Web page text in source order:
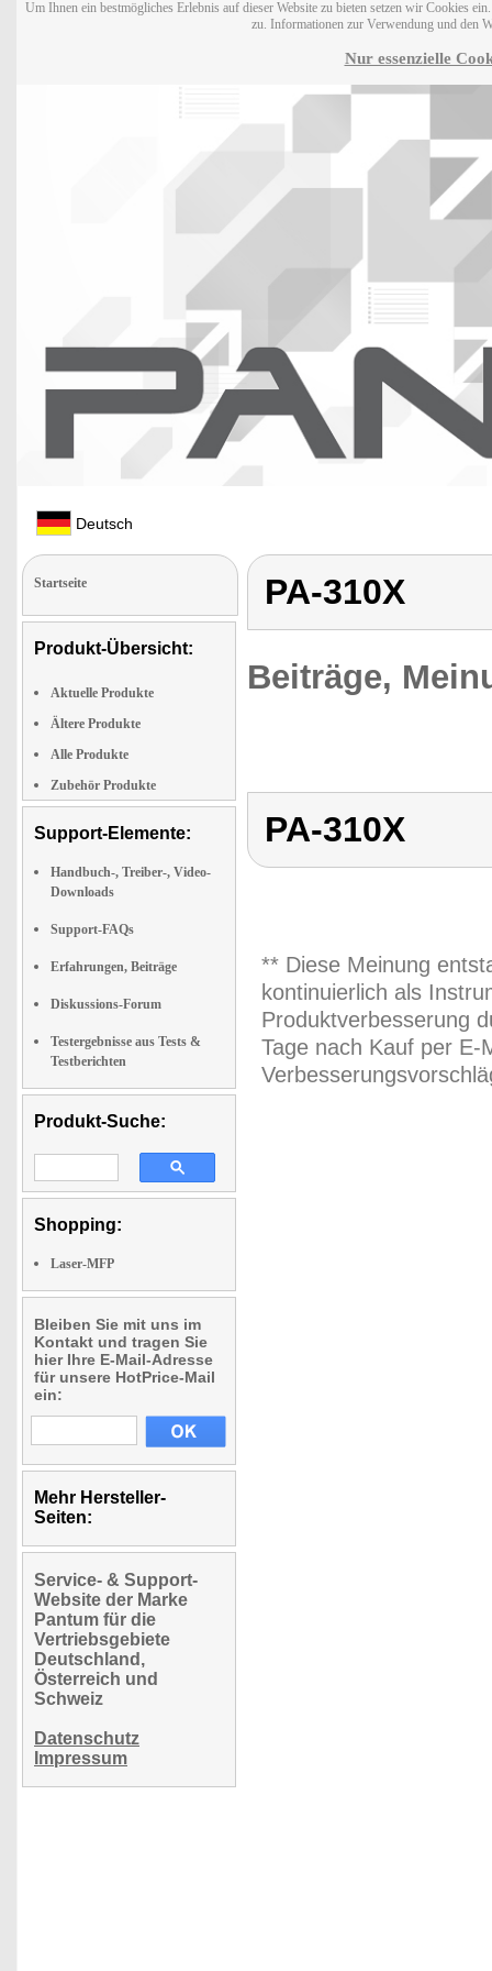
Um Ihnen ein bestmögliches Erlebnis auf dieser Website zu bieten setzen wir Cookies
zu. Informationen zur Verwendung und den
Nur essenzielle
Deutsch
Startseite
Produkt-Übersicht:
Aktuelle Produkte
Ältere Produkte
Alle Produkte
Zubehör Produkte
Support-Elemente:
Handbuch-, Treiber-, Video-
Downloads
Support-FAQs
Erfahrungen, Beiträge
Diskussions-Forum
Testergebnisse aus Tests &
Testberichten
Produkt-Suche:
Shopping:
Laser-MFP
Bleiben Sie mit uns im
Kontakt und tragen Sie
hier Ihre E-Mail-Adresse
für unsere HotPrice-Mail
ein:
Mehr Hersteller-
Seiten:
Service- & Support-
Website der Marke
Pantum für die
Vertriebsgebiete
Deutschland,
Österreich und
Schweiz
Datenschutz
Impressum
PA-310X
Beiträge,
PA-310X
** Diese Meinung
kontinuierlich als
Produktverbesserung
Tage nach Kauf per E-